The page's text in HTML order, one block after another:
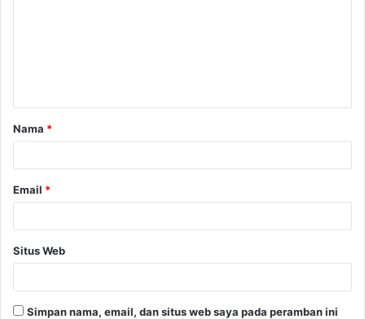
a
r
Nama *
Email *
Situs Web
Simpan nama, email, dan situs web saya pada peramban ini